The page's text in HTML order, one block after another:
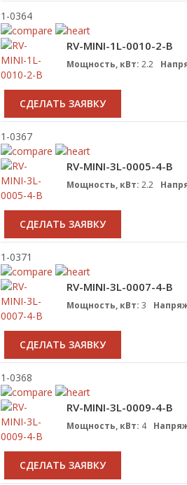
1-0364
RV-MINI-1L-0010-2-B
Мощность, кВт: 2.2
CДЕЛАТЬ ЗАЯВКУ
1-0367
RV-MINI-3L-0005-4-B
Мощность, кВт: 2.2
CДЕЛАТЬ ЗАЯВКУ
1-0371
RV-MINI-3L-0007-4-B
Мощность, кВт: 3
CДЕЛАТЬ ЗАЯВКУ
1-0368
RV-MINI-3L-0009-4-B
Мощность, кВт: 4
CДЕЛАТЬ ЗАЯВКУ